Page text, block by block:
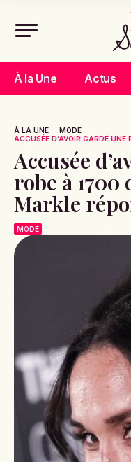
À la Une Actus
À LA UNE
MODE
ACCUSÉE D’AVOIR GARDÉ UNE
Accusée
robe à
Markle
MODE